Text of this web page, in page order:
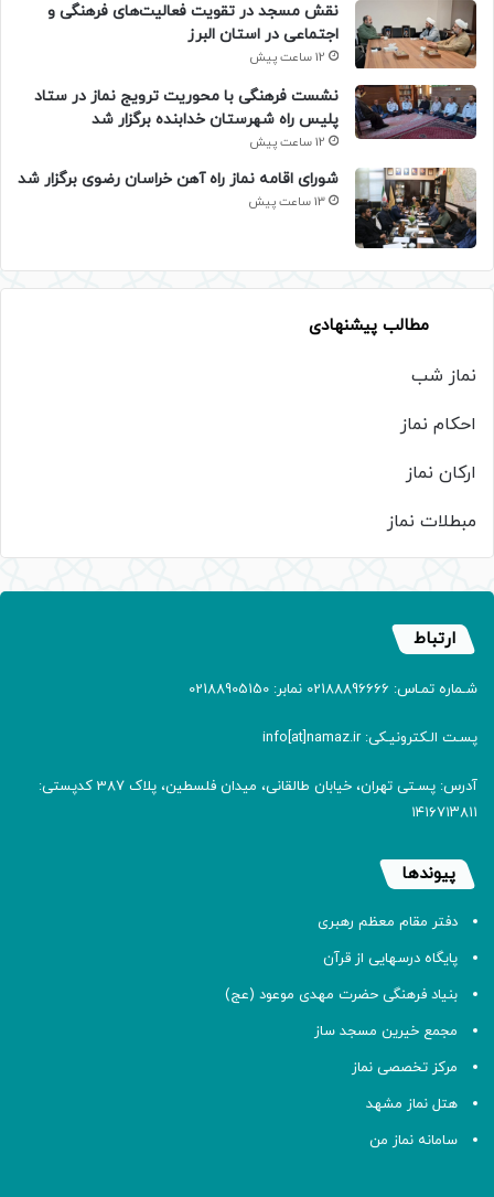
نقش مسجد در تقویت فعالیت‌های فرهنگی و
اجتماعی در استان البرز
12 ساعت پیش
نشست فرهنگی با محوریت ترویج نماز در ستاد
پلیس راه شهرستان خدابنده برگزار شد
12 ساعت پیش
شورای اقامه نماز راه آهن خراسان رضوی برگزار شد
13 ساعت پیش
مطالب پیشنهادی
نماز شب
احکام نماز
ارکان نماز
مبطلات نماز
ارتباط
شـماره تمـاس: 02188896666 نمابر: 02188905150
پسـت الـکترونیـکی: info[at]namaz.ir
آدرس: پسـتی تهران، خیابان طالقانی، میدان فلسطین، پلاک 387 کدپستی:
۱۴۱۶۷۱۳۸۱۱
پیوندها
دفتر مقام معظم رهبری
پایگاه درسهایی از قرآن
بنیاد فرهنگی حضرت مهدی موعود (عج)
مجمع خیرین مسجد ساز
مرکز تخصصی نماز
هتل نماز مشهد
سامانه نماز من